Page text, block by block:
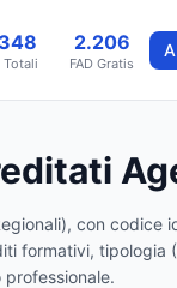
2.206
FAD Gratis
, con codice
formativi, tipologia (